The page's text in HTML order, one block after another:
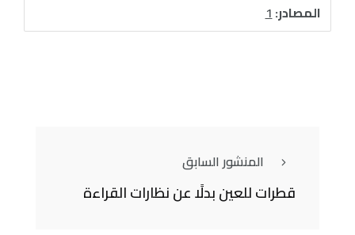
المصادر:1
المنشور السابق
قطرات للعين بدلًا عن نظارات القراءة